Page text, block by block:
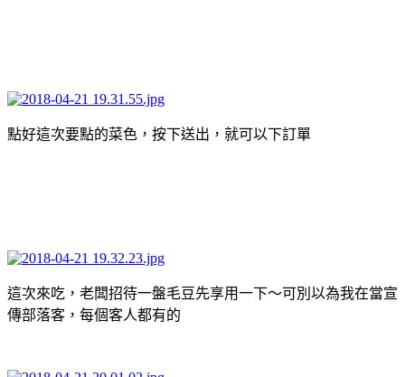
點好這次要點的菜色，按下送出，就可以下訂單
這次來吃，老闆招待一盤毛豆先享用一下～可別以為我在當宣
傳部落客，每個客人都有的